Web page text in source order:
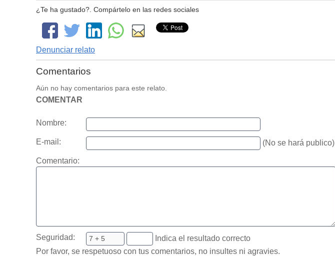
¿Te ha gustado?. Compártelo en las redes sociales
Denunciar relato
Comentarios
Aún no hay comentarios para este relato.
COMENTAR
Nombre:
E-mail: (No se hará publico)
Comentario:
Seguridad:
Indica el resultado correcto
Por favor, se respetuoso con tus comentarios, no insultes ni agravies.